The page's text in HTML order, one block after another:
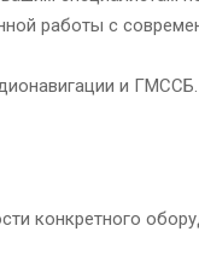
работы с
и ГМССБ.
конкретного